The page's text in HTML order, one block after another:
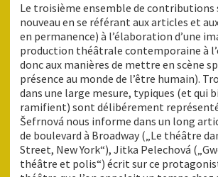
Le troisième ensemble de contributions
nouveau en se référant aux articles et
en permanence) à l’élaboration d’une
production théâtrale contemporaine à
donc aux manières de mettre en scène
présence au monde de l’être humain).
dans une large mesure, typiques (et qui
ramifient) sont délibérement
Šefrnová nous informe dans un long
de boulevard à Broadway („Le théâtre
Street, New York“), Jitka Pelechová
théâtre et polis“) écrit sur ce